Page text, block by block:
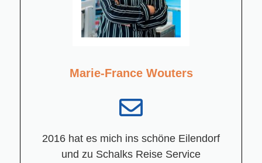
Marie-France Wouters
2016 hat es mich ins schöne Eilendorf
und zu Schalks Reise Service